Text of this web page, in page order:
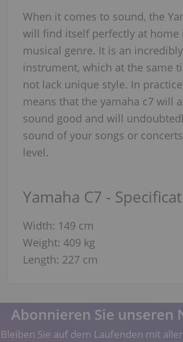
When it comes to sound, the
will find itself perfectly at home
musical genre. It is an
instrument, which at the same
not lack unique style. In
means that the yamaha c7 will
sound good and will
sound of your songs or
level.
Yamaha C7 -
Width: 149 cm
Weight: 409 kg
Length: 227 cm
Abonnieren Sie unseren
Bleiben Sie auf dem Laufenden mit